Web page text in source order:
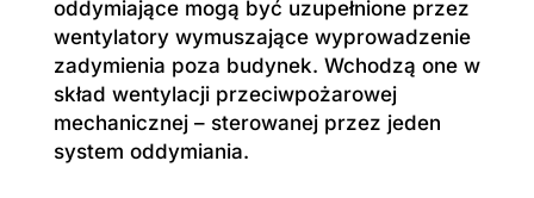
oddymiające mogą być uzupełnione przez
wentylatory wymuszające wyprowadzenie
zadymienia poza budynek. Wchodzą one w
skład wentylacji przeciwpożarowej
mechanicznej – sterowanej przez jeden
system oddymiania.